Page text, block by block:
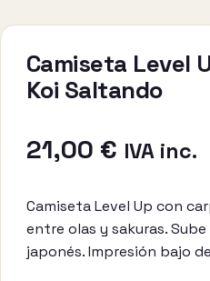
Camiseta Level
Koi Saltando
21,00 € IVA inc.
Camiseta Level Up con
entre olas y sakuras.
japonés. Impresión bajo